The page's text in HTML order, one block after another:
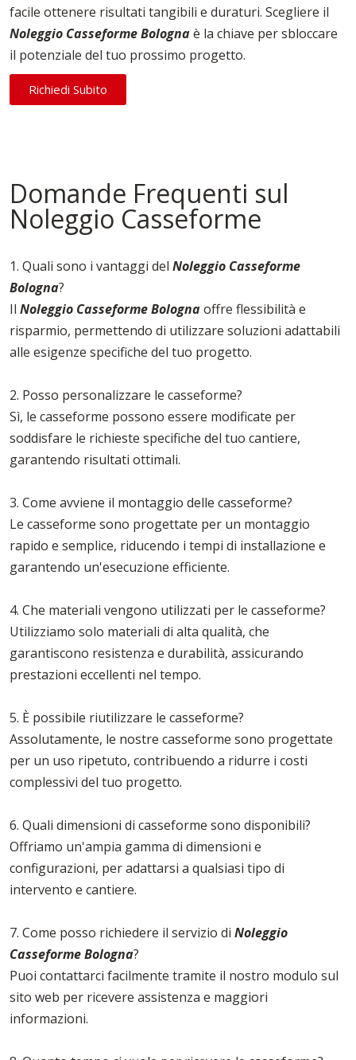
facile ottenere risultati tangibili e duraturi. Scegliere il
Noleggio Casseforme Bolognaè la chiave per sbloccare
il potenziale del tuo prossimo progetto.
Richiedi Subito
Domande Frequenti sul
Noleggio Casseforme
1. Quali sono i vantaggi del Noleggio Casseforme
Bologna?
Il Noleggio Casseforme Bolognaoffre flessibilità e
risparmio, permettendo di utilizzare soluzioni adattabili
alle esigenze specifiche del tuo progetto.
2. Posso personalizzare le casseforme?
Sì, le casseforme possono essere modificate per
soddisfare le richieste specifiche del tuo cantiere,
garantendo risultati ottimali.
3. Come avviene il montaggio delle casseforme?
Le casseforme sono progettate per un montaggio
rapido e semplice, riducendo i tempi di installazione e
garantendo un'esecuzione efficiente.
4. Che materiali vengono utilizzati per le casseforme?
Utilizziamo solo materiali di alta qualità, che
garantiscono resistenza e durabilità, assicurando
prestazioni eccellenti nel tempo.
5. È possibile riutilizzare le casseforme?
Assolutamente, le nostre casseforme sono progettate
per un uso ripetuto, contribuendo a ridurre i costi
complessivi del tuo progetto.
6. Quali dimensioni di casseforme sono disponibili?
Offriamo un'ampia gamma di dimensioni e
configurazioni, per adattarsi a qualsiasi tipo di
intervento e cantiere.
7. Come posso richiedere il servizio di Noleggio
Casseforme Bologna?
Puoi contattarci facilmente tramite il nostro modulo sul
sito web per ricevere assistenza e maggiori
informazioni.